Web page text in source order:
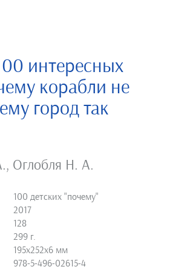
интересных
корабли не
город так
, Оглобля Н. А.
100 детских "почему"
2017
128
299 г.
195х252х6 мм
978-5-496-02615-4